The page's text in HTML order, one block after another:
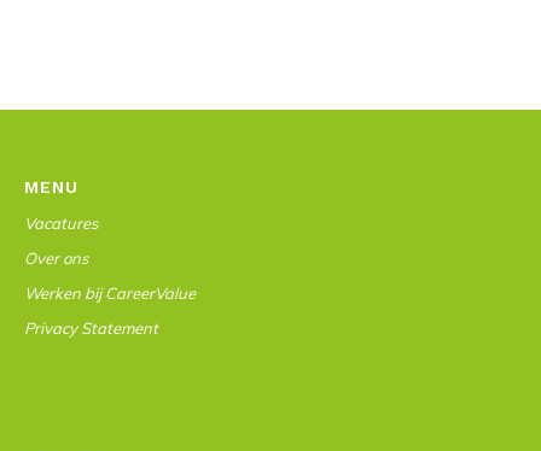
MENU
Vacatures
Over ons
Werken bij CareerValue
Privacy Statement